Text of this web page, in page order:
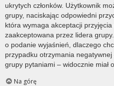
ukrytych członków. Użytkownik
grupy, naciskając odpowiedni
która wymaga akceptacji
zaakceptowana przez lidera
o podanie wyjaśnień, dlaczego
przypadku otrzymania
grupy pytaniami – widocznie miał
Na górę